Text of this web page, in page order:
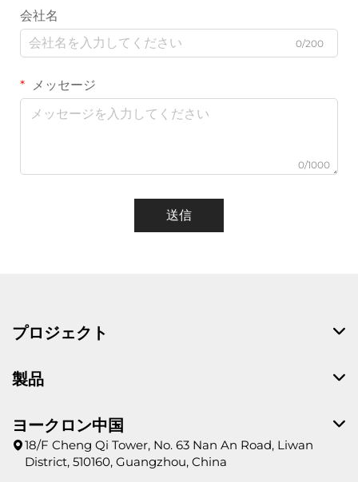
会社名
0/200
メッセージ
0/1000
送信
プロジェクト
製品
ヨークロン中国
18/F Cheng Qi Tower, No. 63 Nan An Road, Liwan
District, 510160, Guangzhou, China